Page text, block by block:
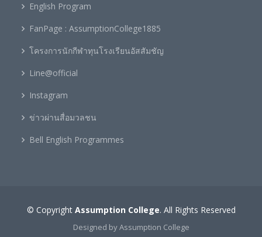
English Program
FanPage : AssumptionCollege1885
โครงการนักกีฬาทุนโรงเรียนอัสสัมชัญ
Line@official
Instagram
ข่าวผ่านสื่อมวลชน
Bell English Programmes
© Copyright Assumption College. All Rights Reserved
Designed by Assumption College